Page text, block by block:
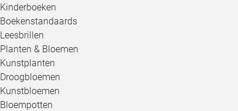
Kinderboeken
Boekenstandaards
Leesbrillen
Planten & Bloemen
Kunstplanten
Droogbloemen
Kunstbloemen
Bloempotten